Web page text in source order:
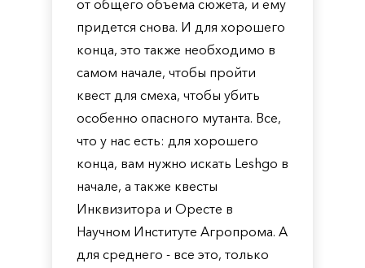
от общего объема сюжета, и ему
придется снова. И для хорошего
конца, это также необходимо в
самом начале, чтобы пройти
квест для смеха, чтобы убить
особенно опасного мутанта. Все,
что у нас есть: для хорошего
конца, вам нужно искать Leshgo в
начале, а также квесты
Инквизитора и Оресте в
Научном Институте Агропрома. А
для среднего - все это, только